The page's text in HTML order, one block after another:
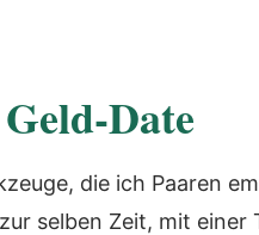
Date
die ich Paaren
selben Zeit, mit einer